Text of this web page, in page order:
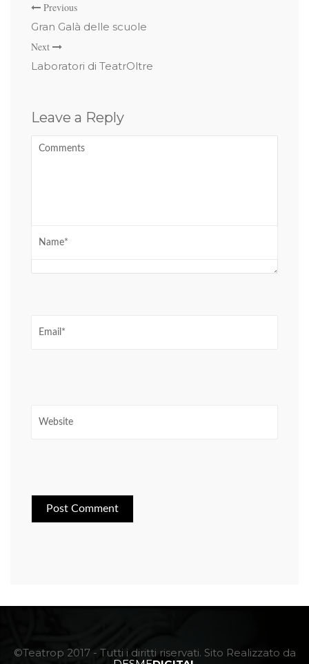
Previous
Gran Galà delle scuole
Next
Laboratori di TeatrOltre
Leave a Reply
©Teatrop 2017 - Tutti i diritti riservati. Sito Realizzato da